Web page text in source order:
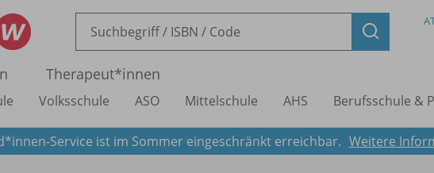
Therapeut*innen
Volksschule ASO Mittelschule AHS Berufsschule &
Service ist im Sommer eingeschränkt erreichbar. Weitere